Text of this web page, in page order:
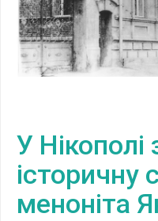
У
історичну
меноніта